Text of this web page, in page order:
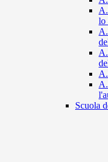
lo
Scuola